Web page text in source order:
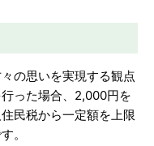
の思いを実現する観点
った場合、2,000円を
民税から一定額を上限
。